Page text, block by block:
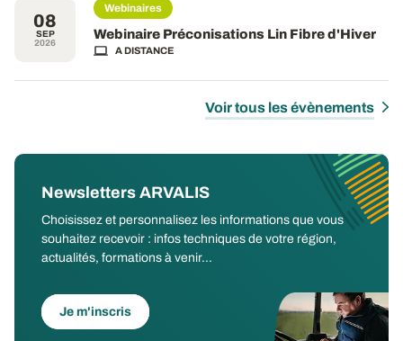
08
SEP
2026
Webinaires
Webinaire Préconisations Lin Fibre d'Hiver
A DISTANCE
Voir tous les évènements
Newsletters ARVALIS
Choisissez et personnalisez les informations que vous
souhaitez recevoir : infos techniques de votre région,
actualités, formations à venir...
Je m'inscris